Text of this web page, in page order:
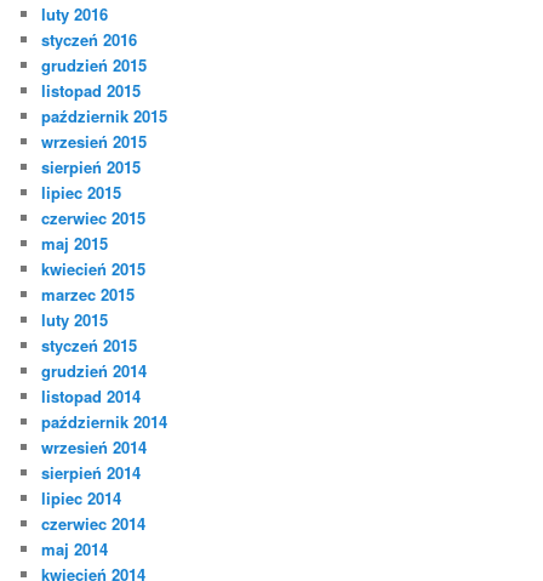
luty 2016
styczeń 2016
grudzień 2015
listopad 2015
październik 2015
wrzesień 2015
sierpień 2015
lipiec 2015
czerwiec 2015
maj 2015
kwiecień 2015
marzec 2015
luty 2015
styczeń 2015
grudzień 2014
listopad 2014
październik 2014
wrzesień 2014
sierpień 2014
lipiec 2014
czerwiec 2014
maj 2014
kwiecień 2014